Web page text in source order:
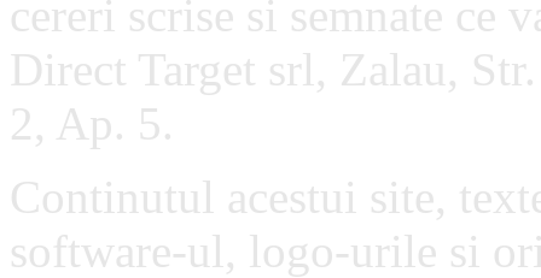
cereri scrise si semnate ce
Direct Target srl, Zalau,
2, Ap. 5.
Continutul acestui site,
software-ul, logo-urile si